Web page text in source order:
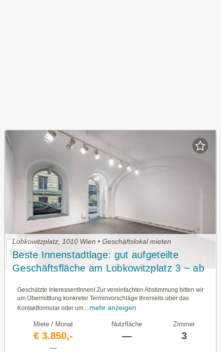
Lobkowitzplatz, 1010 Wien • Geschäftslokal mieten
Beste Innenstadtlage: gut aufgeteilte
Geschäftsfläche am Lobkowitzplatz 3 ~ ab
Geschätzte InteressentInnen! Zur vereinfachten Abstimmung bitten wir
um Übermittlung konkreter Terminvorschläge Ihrerseits über das
Kontaktformular oder um... mehr anzeigen
Miete / Monat
€ 3.850,-
—
Nutzfläche
—
Zimmer
3